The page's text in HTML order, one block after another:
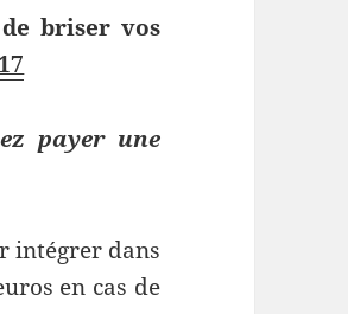
briser vos
payer une
intégrer dans
en cas de